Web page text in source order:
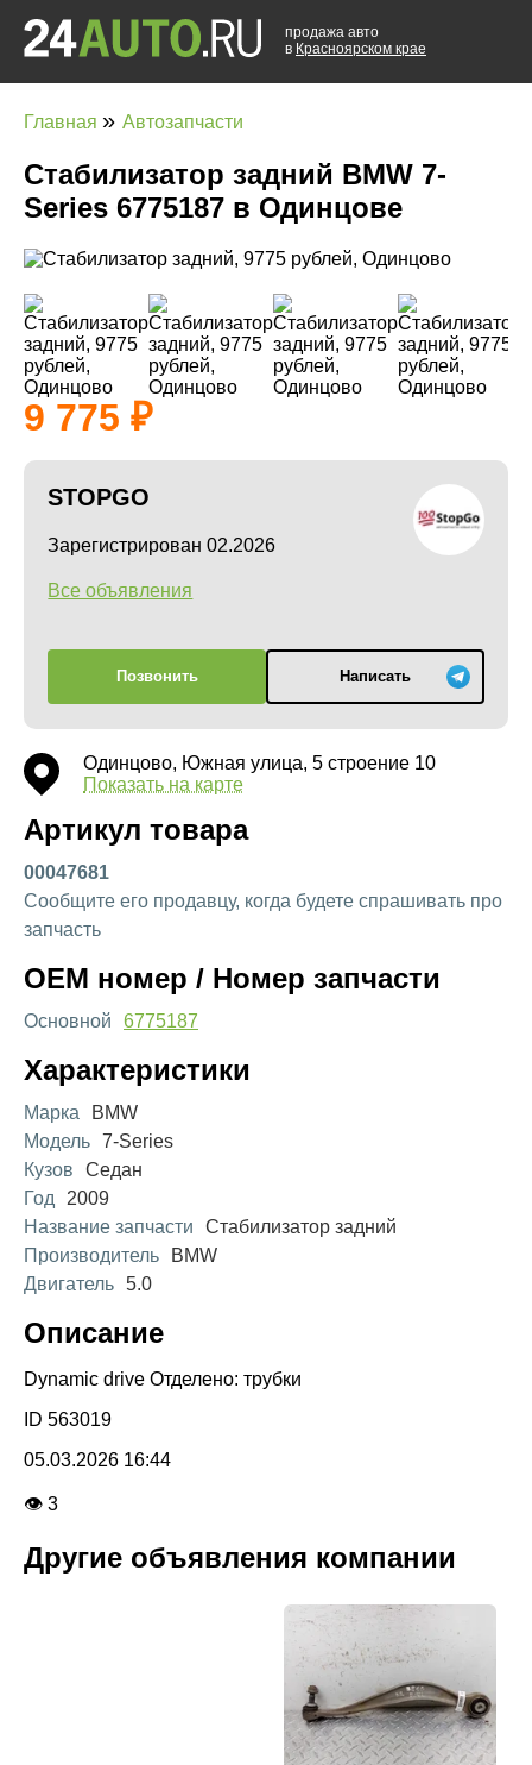
продажа авто
в Красноярском крае
Главная » Автозапчасти
Стабилизатор задний BMW 7-
Series 6775187 в Одинцове
9 775
STOPGO
Зарегистрирован 02.2026
Все объявления
Позвонить Написать
Одинцово, Южная улица, 5 строение 10
Показать на карте
Артикул товара
00047681
Сообщите его продавцу, когда будете спрашивать про
запчасть
OEM номер / Номер запчасти
Основной 6775187
Характеристики
Марка
BMW
Модель 7-Series
Кузов
Седан
Год
2009
Название запчасти
Стабилизатор задний
Производитель
BMW
Двигатель 5.0
Описание
Dynamic drive Отделено: трубки
ID 563019
05.03.2026 16:44
👁 3
Другие объявления компании